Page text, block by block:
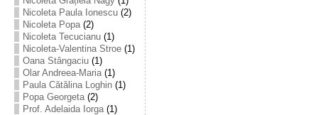
Nicoleta Paula Ionescu(2)
Nicoleta Popa(2)
Nicoleta Tecucianu(1)
Nicoleta-Valentina Stroe(1)
Oana Stângaciu(1)
Olar Andreea-Maria(1)
Paula Cătălina Loghin(1)
Popa Georgeta(2)
Prof. Adelaida Iorga(1)